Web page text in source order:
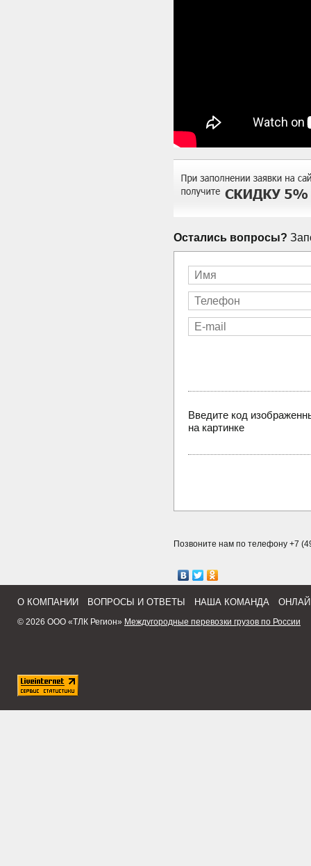
Остались вопросы?
Введите код
на картинке
Позвоните нам по телефону +7
О КОМПАНИИ ВОПРОСЫ И ОТВЕТЫ НАША КОМАНДА
© 2026 ООО «ТЛК Регион» Междугородные перевозки грузов по России